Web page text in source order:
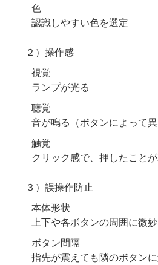
色
認識しやすい色を選定
２）操作感
視覚
ランプが光る
聴覚
音が鳴る（ボタンによって異
触覚
クリック感で、押したこと
３）誤操作防止
本体形状
上下や各ボタンの周囲に微
ボタン間隔
指先が震えても隣のボタン